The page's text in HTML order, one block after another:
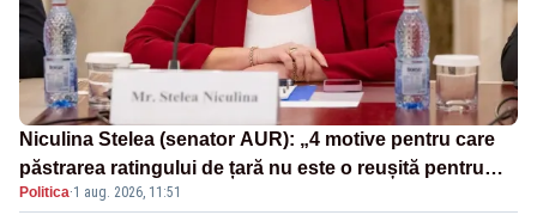
Niculina Stelea (senator AUR): „4 motive pentru care
păstrarea ratingului de țară nu este o reușită pentru
Guvernul Bolojan”
Politica·1 aug. 2026, 11:51